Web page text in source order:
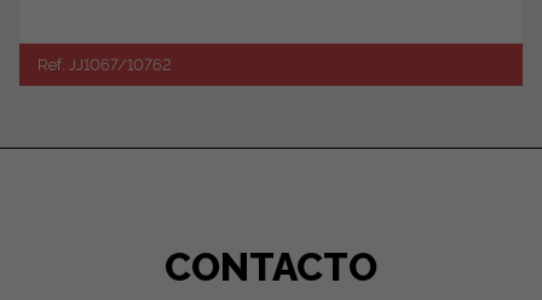
Ref. JJ1067/10762
CONTACTO